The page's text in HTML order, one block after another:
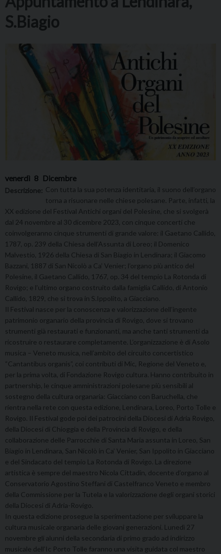
S.Biagio
venerdì 8 Dicembre
Descrizione: Con tutta la sua potenza identitaria, il suono dell’organo
torna a risuonare nelle chiese polesane. Parte, infatti, la
XX edizione del Festival Antichi organi del Polesine, che si svolgerà
dal 24 novembre al 30 dicembre 2023, con cinque concerti che
coinvolgeranno cinque strumenti di grande valore: il Gaetano Callido,
1787, op. 239 della Chiesa dell’Assunta di Loreo; il Domenico
Malvestio, 1926 della Chiesa di San Biagio in Lendinara; il Giacomo
Bazzani, 1887 di San Nicolò a Ca’ Venier; l’organo più antico del
Polesine, il Gaetano Callido, 1767, op. 34 del tempio La Rotonda di
Rovigo; e l’ultimo organo costruito dalla famiglia Callido, di Antonio
Callido, 1829, che si trova in S.Ippolito, a Giacciano.
Il Festival nasce per la conoscenza e valorizzazione dell’ingente
patrimonio organario della provincia di Rovigo, dove si trovano
strumenti già restaurati e funzionanti, ma anche tanti strumenti da
ricostruire o restaurare completamente. L’organizzazione è di Asolo
musica – Veneto musica, nell’ambito del circuito concertistico
“Cantantibus organis”, coi contributi di Mic, Regione del Veneto e,
per la prima volta, di Fondazione Rovigo cultura. Hanno contribuito in
partnership, le cinque amministrazioni polesane più sensibili al
sostegno della cultura organaria: Giacciano con Baruchella, che
rientra nella rete con questa edizione, Lendinara, Loreo, Porto Tolle e
Rovigo. Il Festival gode poi dei patrocini della Diocesi di Adria Rovigo,
della Diocesi di Chioggia e della Provincia di Rovigo, e della
collaborazione delle Parrocchie di Santa Maria assunta in Loreo, San
Biagio in Lendinara, San Nicolò in Ca’ Venier, San Ippolito in Giacciano
e del Sindacato del tempio La Rotonda di Rovigo. La direzione
artistica è sempre del maestro Nicola Cittadin, docente d’organo al
Conservatorio Agostino Steffani di Castelfranco Veneto e membro
della Commissione per la Tutela e la valorizzazione degli organi storici
della Diocesi di Adria-Rovigo.
In questa edizione prosegue la sperimentazione per sviluppare la
cultura musicale organaria delle giovani generazioni. Lunedì 27
novembre gli alunni della secondaria di primo grado ad indirizzo
musicale dell’Ic Porto Tolle faranno una visita guidata col maestro